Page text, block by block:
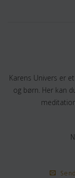
Karens Univers er
og børn. Her kan